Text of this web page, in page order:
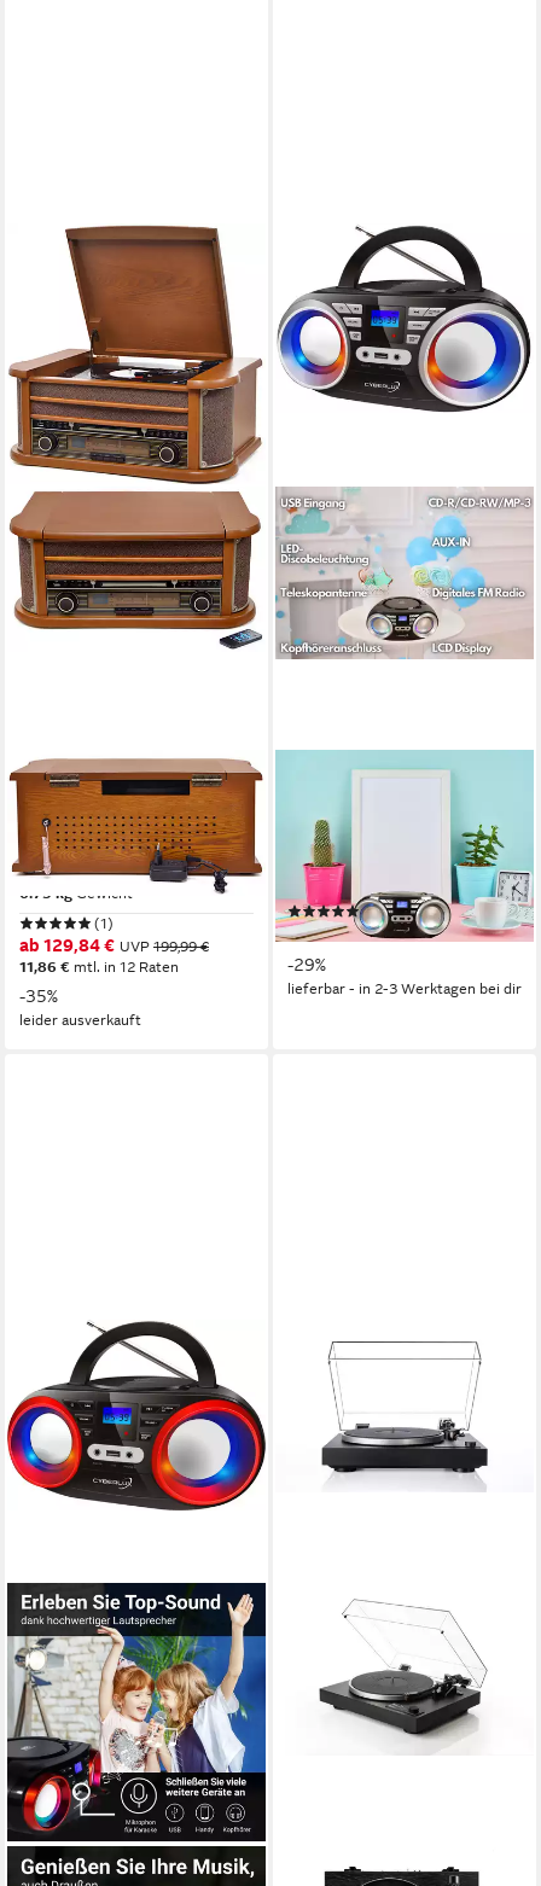
REFLEXION
HIF2004BT Retro HiFi
Anlage im Echtholz-Gehäuse
Radioplattenspieler
6.75 kg Gewicht
(1)
ab 129,84 € UVP 199,99 €
11,86 € mtl. in 12 Raten
-35%
leider ausverkauft
CYBERLUX
(CD, tragbar,Boombox,LED-
Disco-Beleuchtung,FM Radio
mit MP3 USB)
(6)
49,90 € UVP69,90 €
-29%
lieferbar - in 2-3 Werktagen bei dir
CYBERLUX DUAL